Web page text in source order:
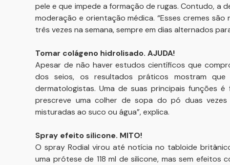
pele e que impede a formação de rugas. Contudo, a
moderação e orientação médica. “Esses cremes
três vezes na semana, sempre em dias alternados
Tomar colágeno hidrolisado. AJUDA!
Apesar de não haver estudos científicos que
dos seios, os resultados práticos mostram
dermatologistas. Uma de suas principais funções
prescreve uma colher de sopa do pó duas
misturadas ao suco ou água”, explica.
Spray efeito silicone. MITO!
O spray Rodial virou até notícia no tabloide
uma prótese de 118 ml de silicone, mas sem